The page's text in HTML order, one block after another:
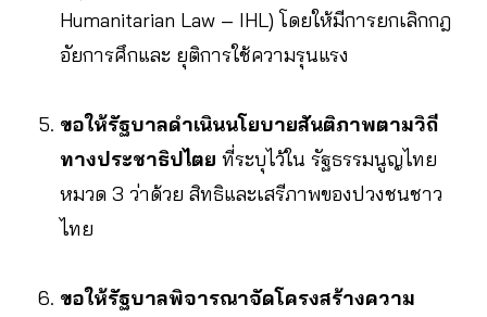
Humanitarian Law – IHL) โดยให้มีการยกเลิกกฎ
อัยการศึกและ ยุติการใช้ความรุนแรง
ขอให้รัฐบาลดำเนินนโยบายสันติภาพตามวิถี
ทางประชาธิปไตย ที่ระบุไว้ใน รัฐธรรมนูญไทย
หมวด 3 ว่าด้วย สิทธิและเสรีภาพของปวงชนชาว
ไทย
ขอให้รัฐบาลพิจารณาจัดโครงสร้างความ